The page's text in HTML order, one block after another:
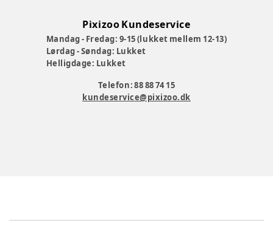
Pixizoo Kundeservice
Mandag - Fredag: 9-15 (lukket mellem 12-13)
Lørdag - Søndag: Lukket
Helligdage: Lukket
Telefon: 88 88 74 15
kundeservice@pixizoo.dk